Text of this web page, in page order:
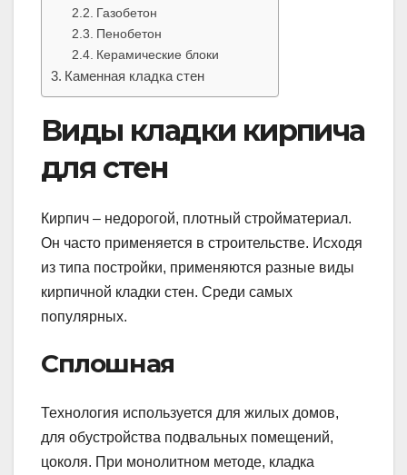
Газобетон
Пенобетон
Керамические блоки
Каменная кладка стен
Виды кладки кирпича
для стен
Кирпич – недорогой, плотный стройматериал.
Он часто применяется в строительстве. Исходя
из типа постройки, применяются разные виды
кирпичной кладки стен. Среди самых
популярных.
Сплошная
Технология используется для жилых домов,
для обустройства подвальных помещений,
цоколя. При монолитном методе, кладка